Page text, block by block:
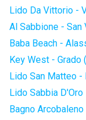
Lido Da Vittorio -
Al Sabbione - San
Baba Beach -
Key West - Grado
Lido San Matteo -
Lido Sabbia
Bagno